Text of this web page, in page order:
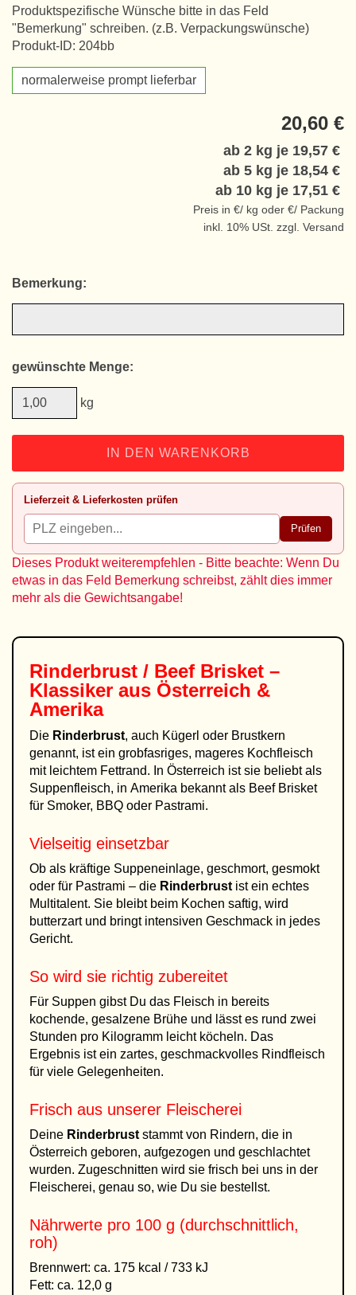
Produktspezifische Wünsche bitte in das Feld
"Bemerkung" schreiben. (z.B. Verpackungswünsche)
Produkt-ID: 204bb
normalerweise prompt lieferbar
20,60 €
ab 2 kg je 19,57 €
ab 5 kg je 18,54 €
ab 10 kg je 17,51 €
Preis in €/ kg oder €/ Packung
inkl. 10% USt. zzgl. Versand
Bemerkung:
gewünschte Menge:
kg
IN DEN WARENKORB
Lieferzeit & Lieferkosten prüfen
Prüfen
Dieses Produkt weiterempfehlen - Bitte beachte: Wenn Du
etwas in das Feld Bemerkung schreibst, zählt dies immer
mehr als die Gewichtsangabe!
Rinderbrust / Beef Brisket –
Klassiker aus Österreich &
Amerika
Die Rinderbrust, auch Kügerl oder Brustkern
genannt, ist ein grobfasriges, mageres Kochfleisch
mit leichtem Fettrand. In Österreich ist sie beliebt als
Suppenfleisch, in Amerika bekannt als Beef Brisket
für Smoker, BBQ oder Pastrami.
Vielseitig einsetzbar
Ob als kräftige Suppeneinlage, geschmort, gesmokt
oder für Pastrami – die Rinderbrust ist ein echtes
Multitalent. Sie bleibt beim Kochen saftig, wird
butterzart und bringt intensiven Geschmack in jedes
Gericht.
So wird sie richtig zubereitet
Für Suppen gibst Du das Fleisch in bereits
kochende, gesalzene Brühe und lässt es rund zwei
Stunden pro Kilogramm leicht köcheln. Das
Ergebnis ist ein zartes, geschmackvolles Rindfleisch
für viele Gelegenheiten.
Frisch aus unserer Fleischerei
Deine Rinderbrust stammt von Rindern, die in
Österreich geboren, aufgezogen und geschlachtet
wurden. Zugeschnitten wird sie frisch bei uns in der
Fleischerei, genau so, wie Du sie bestellst.
Nährwerte pro 100 g (durchschnittlich,
roh)
Brennwert: ca. 175 kcal / 733 kJ
Fett: ca. 12,0 g